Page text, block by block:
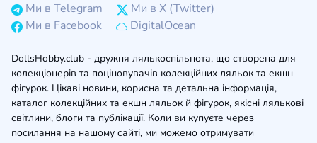
Ми в Telegram
Ми в X (Twitter)
Ми в Facebook
DigitalOcean
DollsHobby.club - дружня лялькоспільнота, що створена для
колекціонерів та поціновувачів колекційних ляльок та екшн
фігурок. Цікаві новини, корисна та детальна інформація,
каталог колекційних та екшн ляльок й фігурок, якісні лялькові
світлини, блоги та публікації. Коли ви купуєте через
посилання на нашому сайті, ми можемо отримувати